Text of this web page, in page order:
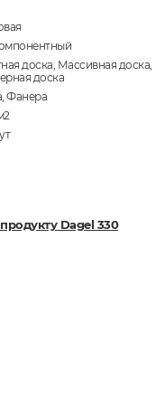
доска, Массивная доска,
доска
Фанера
Dagel 330